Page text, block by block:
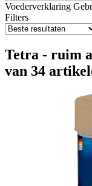
Voederverklaring
Filters
Tetra - ruim
van 34